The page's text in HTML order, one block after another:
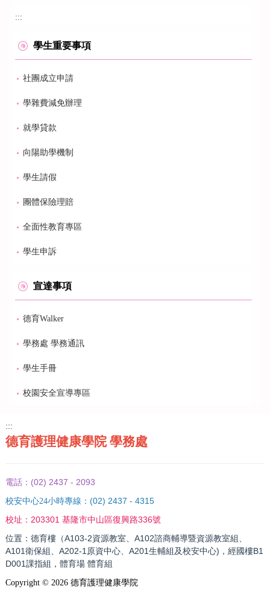
:::
學生重要事項
社團成立申請
學雜費減免辦理
就學貸款
向陽助學機制
學生請假
團體保險理賠
全面性教育專區
學生申訴
宣達事項
德育Walker
學務處 學務通訊
學生手冊
校園安全宣導專區
:::
德育護理健康學院 學務處
電話： (02) 2437 - 2093
校安中心24小時專線： (02) 2437 - 4315
校址： 203301 基隆市中山區復興路336號
位置：德育樓（A103-2資源教室、A102諮商輔導暨資源教室組、
A101衛保組、A202-1原資中心、A201生輔組及校安中心)，經國樓B1
D001課指組，體育場 體育組
Copyright © 2026德育護理健康學院